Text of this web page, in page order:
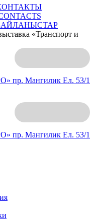
«Транспорт и
пр. Мангилик Ел. 53/1
пр. Мангилик Ел. 53/1